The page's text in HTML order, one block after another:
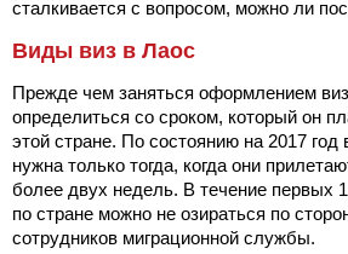
сталкивается с вопросом, можно ли
Виды виз в Лаос
Прежде чем заняться оформлением
определиться со сроком, который он
этой стране. По состоянию на 2017 год
нужна только тогда, когда они
более двух недель. В течение первых
по стране можно не озираться по
сотрудников миграционной службы.